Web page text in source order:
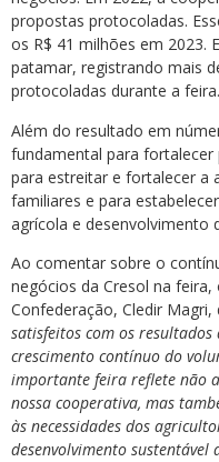
propostas protocoladas.
os R$ 41 milhões em 2023.
patamar, registrando mais
protocoladas durante a feira.
Além do resultado em
fundamental para
para estreitar e fortalecer a
familiares e para
agrícola e desenvolvimento
Ao comentar sobre o
negócios da Cresol na feira,
Confederação, Cledir Magri,
satisfeitos com os
crescimento contínuo do
importante feira reflete não
nossa cooperativa, mas
às necessidades dos
desenvolvimento sustentável